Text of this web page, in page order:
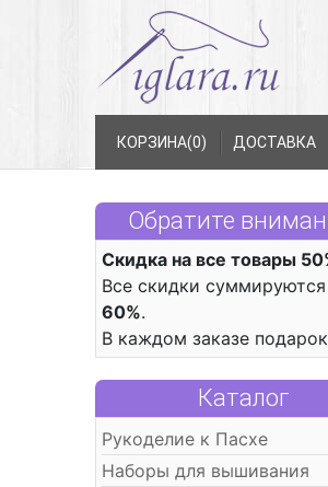
КОРЗИНА(0) ДОСТАВКА
Обратите
Скидка на все товары
Все скидки
60%.
В каждом заказе
Каталог
Рукоделие к Пасхе
Наборы для вышивания